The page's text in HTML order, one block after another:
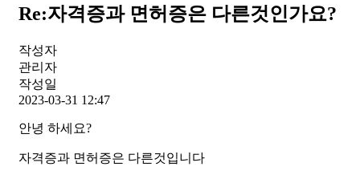
Re:자격증과 면허증은 다른것인가요?
작성자
관리자
작성일
2023-03-31 12:47
안녕 하세요?
자격증과 면허증은 다른것입니다